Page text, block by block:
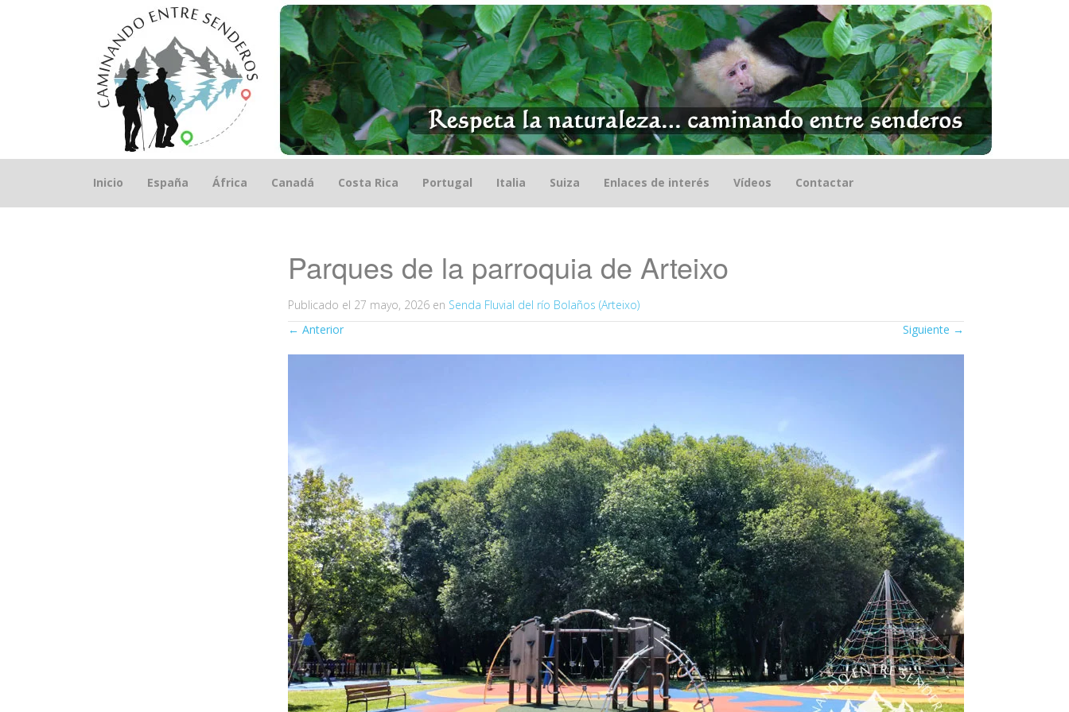
Saltar
Inicio España África Canadá Costa Rica Portugal Italia Suiza Enlaces de interés Vídeos Contactar
Parques de la parroquia de Arteixo
Publicado el 27 mayo, 2026 en Senda Fluvial del río Bolaños (Arteixo)
← Anterior Siguiente →